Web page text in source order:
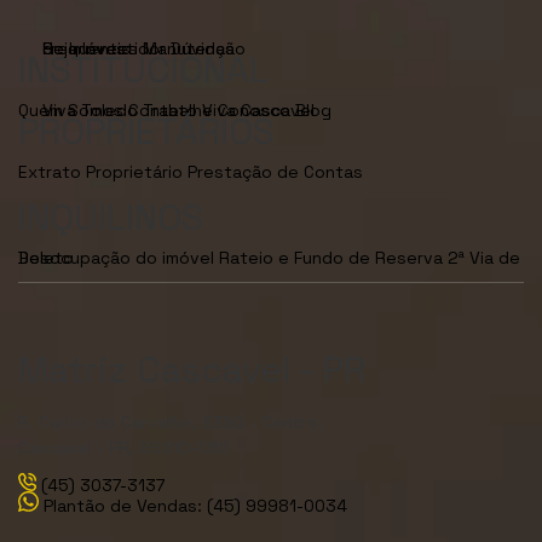
Seja Investidor
Dúvidas Frequentes
Manutenção de Imóveis
INSTITUCIONAL
Quem Somos Contato Viva Cascavel
Viva Toledo Trabalhe Conosco Blog
PROPRIETÁRIOS
Extrato Proprietário Prestação de Contas
Desocupação do imóvel Rateio e Fundo de Reserva
2ª Via de Boleto
(45) 3037-3137
Plantão de Vendas: (45) 99981-0034